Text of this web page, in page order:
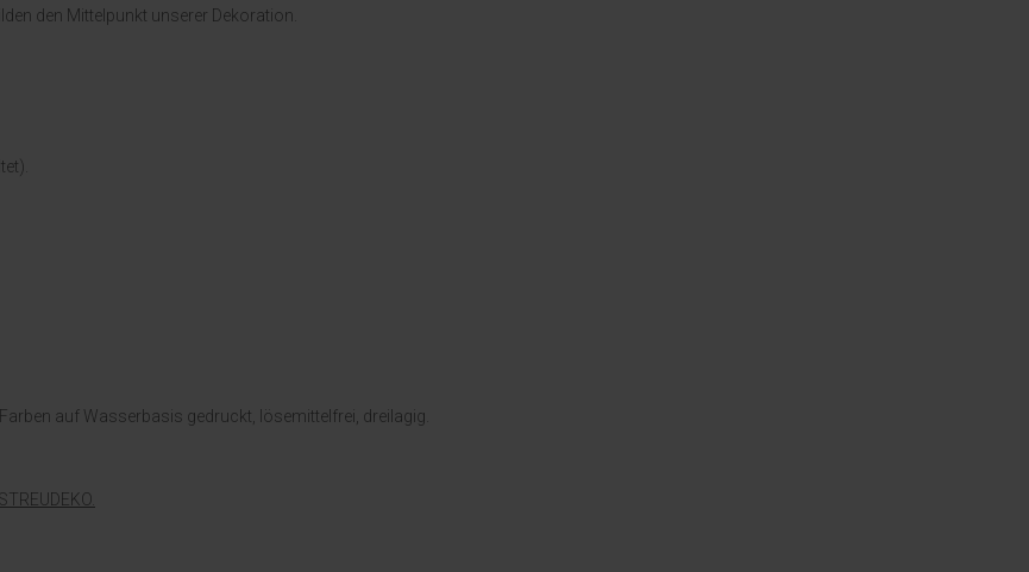
den Mittelpunkt unserer Dekoration.
auf Wasserbasis gedruckt, lösemittelfrei, dreilagig.